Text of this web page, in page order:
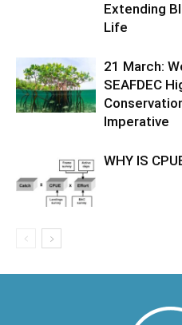
Extending
Life
21 March:
SEAFDEC
Imperative
WHY IS